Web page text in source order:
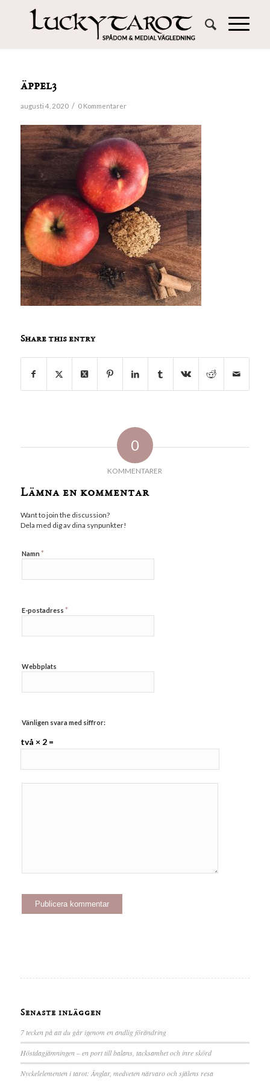
äppel3
augusti 4, 2020 / 0 Kommentarer
Share this entry
0
KOMMENTARER
Lämna en kommentar
Want to join the discussion?
Dela med dig av dina synpunkter!
Namn *
E-postadress *
Webbplats
Vänligen svara med siffror:
två × 2 =
Senaste inläggen
7 tecken på att du går igenom en andlig förändring
Höstdagjämningen – en port till balans, tacksamhet och inre skörd
Nyckelelementen i tarot: Änglar, medveten närvaro och själens resa